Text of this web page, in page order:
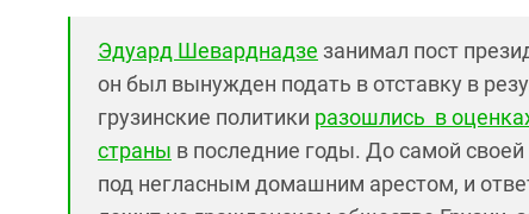
Эдуард Шеварднадзе занимал пост
он был вынужден подать в отставку в
грузинские политики разошлись в
страны в последние годы. До самой
под негласным домашним арестом, и